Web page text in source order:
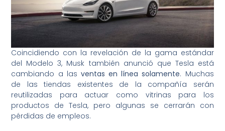
Coincidiendo con la revelación de la gama estándar
del Modelo 3, Musk también anunció que Tesla está
cambiando a las ventas en línea solamente. Muchas
de las tiendas existentes de la compañía serán
reutilizadas para actuar como vitrinas para los
productos de Tesla, pero algunas se cerrarán con
pérdidas de empleos.